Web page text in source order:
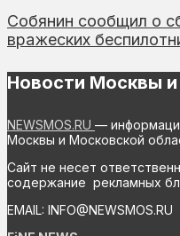
Собянин сообщил о
вражеских
Новости Москвы
NEWSMOS.RU —
Москвы и Московской
Сайт не несет
содержание рекламных
EMAIL: INFO@NEWSMOS.RU